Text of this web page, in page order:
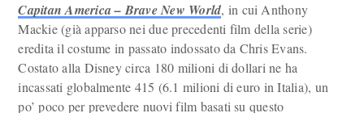
Capitan America – Brave New World, in cui Anthony
Mackie (già apparso nei due precedenti film della serie)
eredita il costume in passato indossato da Chris Evans.
Costato alla Disney circa 180 milioni di dollari ne ha
incassati globalmente 415 (6.1 milioni di euro in Italia), un
po’ poco per prevedere nuovi film basati su questo